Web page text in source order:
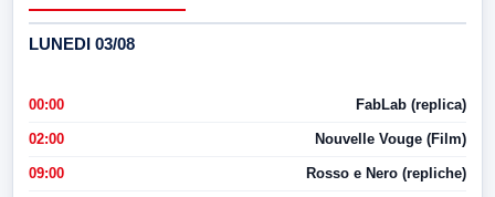
LUNEDI 03/08
00:00 FabLab (replica)
02:00 Nouvelle Vouge (Film)
09:00 Rosso e Nero (repliche)